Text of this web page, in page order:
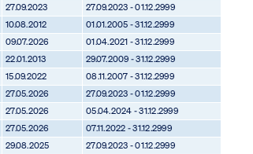
27.09.2023
27.09.2023 - 01.12.2999
10.08.2012
01.01.2005 - 31.12.2999
09.07.2026
01.04.2021 - 31.12.2999
22.01.2013
29.07.2009 - 31.12.2999
15.09.2022
08.11.2007 - 31.12.2999
27.05.2026
27.09.2023 - 01.12.2999
27.05.2026
05.04.2024 - 31.12.2999
27.05.2026
07.11.2022 - 31.12.2999
29.08.2025
27.09.2023 - 01.12.2999